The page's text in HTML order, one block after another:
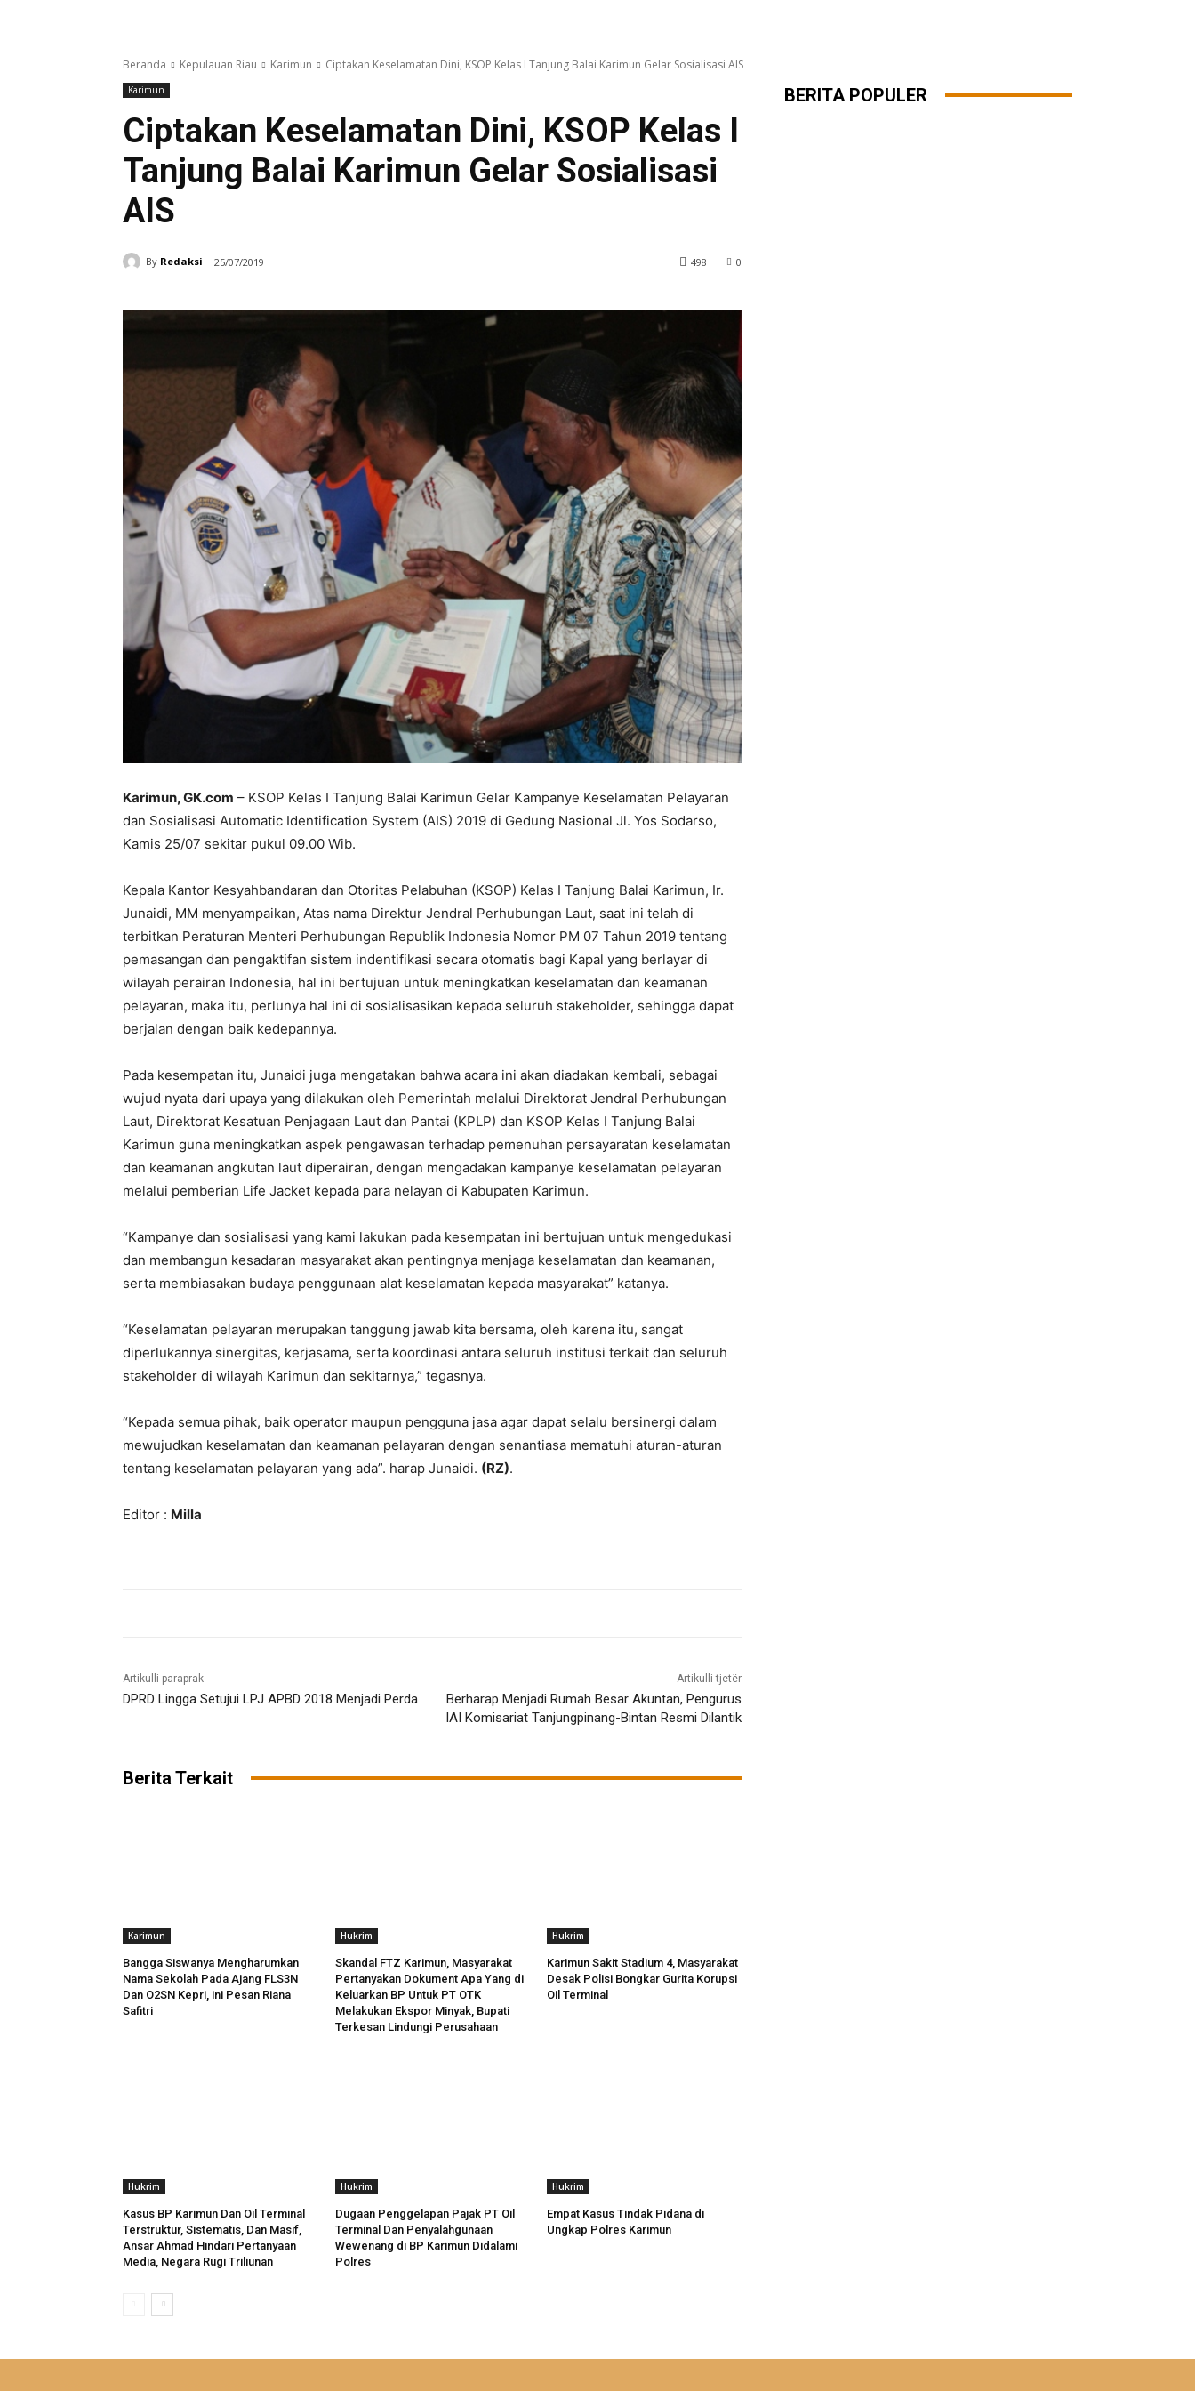
Beranda Kepulauan Riau Karimun Ciptakan Keselamatan Dini, KSOP Kelas I Tanjung Balai Karimun Gelar Sosialisasi AIS
Karimun
Ciptakan Keselamatan Dini, KSOP Kelas I
Tanjung Balai Karimun Gelar Sosialisasi
AIS
By Redaksi 25/07/2019 0
498
Karimun, GK.com – KSOP Kelas I Tanjung Balai Karimun Gelar Kampanye Keselamatan Pelayaran
dan Sosialisasi Automatic Identification System (AIS) 2019 di Gedung Nasional Jl. Yos Sodarso,
Kamis 25/07 sekitar pukul 09.00 Wib.
Kepala Kantor Kesyahbandaran dan Otoritas Pelabuhan (KSOP) Kelas I Tanjung Balai Karimun, Ir.
Junaidi, MM menyampaikan, Atas nama Direktur Jendral Perhubungan Laut, saat ini telah di
terbitkan Peraturan Menteri Perhubungan Republik Indonesia Nomor PM 07 Tahun 2019 tentang
pemasangan dan pengaktifan sistem indentifikasi secara otomatis bagi Kapal yang berlayar di
wilayah perairan Indonesia, hal ini bertujuan untuk meningkatkan keselamatan dan keamanan
pelayaran, maka itu, perlunya hal ini di sosialisasikan kepada seluruh stakeholder, sehingga dapat
berjalan dengan baik kedepannya.
Pada kesempatan itu, Junaidi juga mengatakan bahwa acara ini akan diadakan kembali, sebagai
wujud nyata dari upaya yang dilakukan oleh Pemerintah melalui Direktorat Jendral Perhubungan
Laut, Direktorat Kesatuan Penjagaan Laut dan Pantai (KPLP) dan KSOP Kelas I Tanjung Balai
Karimun guna meningkatkan aspek pengawasan terhadap pemenuhan persayaratan keselamatan
dan keamanan angkutan laut diperairan, dengan mengadakan kampanye keselamatan pelayaran
melalui pemberian Life Jacket kepada para nelayan di Kabupaten Karimun.
“Kampanye dan sosialisasi yang kami lakukan pada kesempatan ini bertujuan untuk mengedukasi
dan membangun kesadaran masyarakat akan pentingnya menjaga keselamatan dan keamanan,
serta membiasakan budaya penggunaan alat keselamatan kepada masyarakat” katanya.
“Keselamatan pelayaran merupakan tanggung jawab kita bersama, oleh karena itu, sangat
diperlukannya sinergitas, kerjasama, serta koordinasi antara seluruh institusi terkait dan seluruh
stakeholder di wilayah Karimun dan sekitarnya,” tegasnya.
“Kepada semua pihak, baik operator maupun pengguna jasa agar dapat selalu bersinergi dalam
mewujudkan keselamatan dan keamanan pelayaran dengan senantiasa mematuhi aturan-aturan
tentang keselamatan pelayaran yang ada”. harap Junaidi. (RZ).
Editor : Milla
Artikulli paraprak
DPRD Lingga Setujui LPJ APBD 2018 Menjadi Perda
Artikulli tjetër
Berharap Menjadi Rumah Besar Akuntan, Pengurus
IAI Komisariat Tanjungpinang-Bintan Resmi Dilantik
Berita Terkait
Karimun
Bangga Siswanya Mengharumkan
Nama Sekolah Pada Ajang FLS3N
Dan O2SN Kepri, ini Pesan Riana
Safitri
Hukrim
Skandal FTZ Karimun, Masyarakat
Pertanyakan Dokument Apa Yang di
Keluarkan BP Untuk PT OTK
Melakukan Ekspor Minyak, Bupati
Terkesan Lindungi Perusahaan
Hukrim
Karimun Sakit Stadium 4, Masyarakat
Desak Polisi Bongkar Gurita Korupsi
Oil Terminal
Hukrim
Kasus BP Karimun Dan Oil Terminal
Terstruktur, Sistematis, Dan Masif,
Ansar Ahmad Hindari Pertanyaan
Media, Negara Rugi Triliunan
Hukrim
Dugaan Penggelapan Pajak PT Oil
Terminal Dan Penyalahgunaan
Wewenang di BP Karimun Didalami
Polres
Hukrim
Empat Kasus Tindak Pidana di
Ungkap Polres Karimun
BERITA POPULER